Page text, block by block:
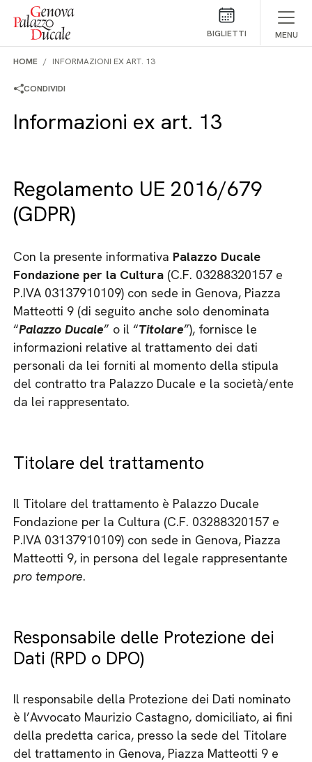
Salta al contenuto
BIGLIETTI MENU
HOME INFORMAZIONI EX ART. 13
CONDIVIDI
Informazioni ex art. 13
Regolamento UE 2016/679
(GDPR)
Con la presente informativa Palazzo Ducale
Fondazione per la Cultura (C.F. 03288320157 e
P.IVA 03137910109) con sede in Genova, Piazza
Matteotti 9 (di seguito anche solo denominata
“Palazzo Ducale” o il “Titolare”), fornisce le
informazioni relative al trattamento dei dati
personali da lei forniti al momento della stipula
del contratto tra Palazzo Ducale e la società/ente
da lei rappresentato.
Titolare del trattamento
Il Titolare del trattamento è Palazzo Ducale
Fondazione per la Cultura (C.F. 03288320157 e
P.IVA 03137910109) con sede in Genova, Piazza
Matteotti 9, in persona del legale rappresentante
pro tempore.
Responsabile delle Protezione dei
Dati (RPD o DPO)
Il responsabile della Protezione dei Dati nominato
è l’Avvocato Maurizio Castagno, domiciliato, ai fini
della predetta carica, presso la sede del Titolare
del trattamento in Genova, Piazza Matteotti 9 e